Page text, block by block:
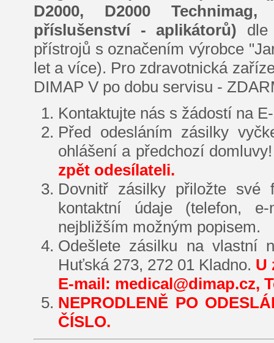
D2000, D2000
příslušenství - aplikátorů)
přístrojů s označením výrobce
let a více). Pro zdravotnická
DIMAP V po dobu servisu -
Kontaktujte nás s žádostí na
Před odesláním zásilky
ohlášení a předchozí
zpět odesílateli.
Dovnitř zásilky přiložte své
kontaktní údaje (telefon,
nejbližším možným popisem.
Odešlete zásilku na vlastní
Huťská 273, 272 01 Kladno. U
E-mail: medical@dimap.cz,
NEPRODLENĚ PO
ČÍSLO.